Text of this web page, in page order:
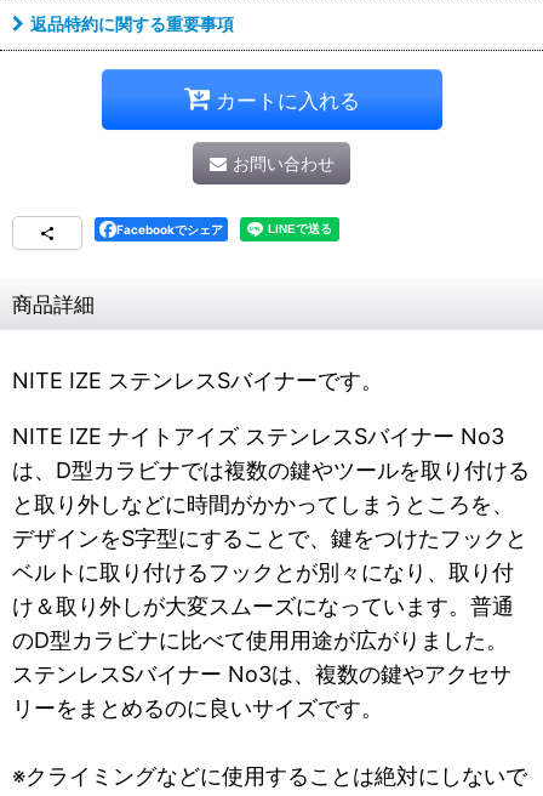
返品特約に関する重要事項
カートに入れる
お問い合わせ
Facebookでシェア
商品詳細
NITE IZE ステンレスSバイナーです。
NITE IZE ナイトアイズ ステンレスSバイナー No3
は、D型カラビナでは複数の鍵やツールを取り付ける
と取り外しなどに時間がかかってしまうところを、
デザインをS字型にすることで、鍵をつけたフックと
ベルトに取り付けるフックとが別々になり、取り付
け＆取り外しが大変スムーズになっています。普通
のD型カラビナに比べて使用用途が広がりました。
ステンレスSバイナー No3は、複数の鍵やアクセサ
リーをまとめるのに良いサイズです。
※クライミングなどに使用することは絶対にしないで